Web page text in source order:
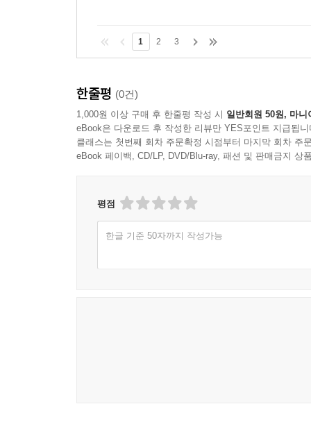
1 2 3
한줄평 (0건)
1,000원 이상 구매 후 한줄평 작성 시 일반회원 50원, 마니
eBook은 다운로드 후 작성한 리뷰만 YES포인트 지급됩니
클래스는 첫번째 회차 주문확정 시점부터 마지막 회차 주
eBook 페이백, CD/LP, DVD/Blu-ray, 패션 및 판매금지 상
평점
한글 기준 50자까지 작성가능